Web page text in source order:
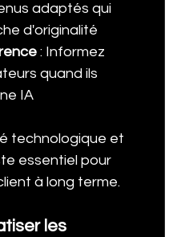
adaptés qui
d'originalité
: Informez
quand ils
IA
technologique et
essentiel pour
à long terme.
les